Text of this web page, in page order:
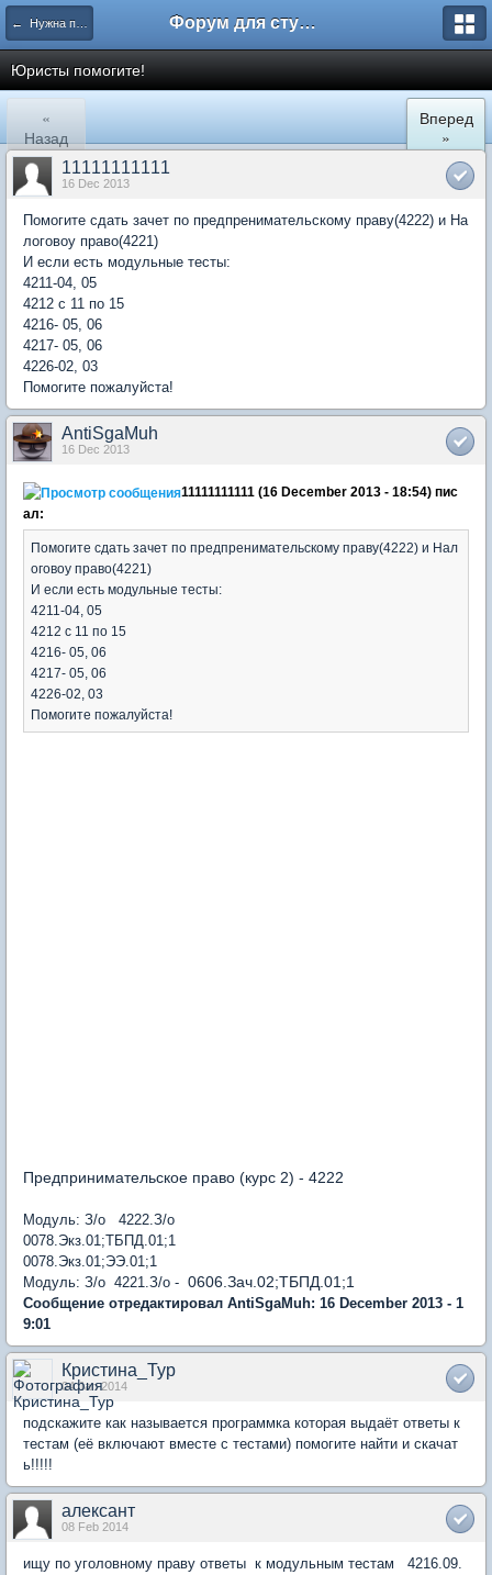
← Нужна помощь Форум для студента СГА
Юристы помогите!
«
Назад
Вперед
»
11111111111
16 Dec 2013
Помогите сдать зачет по предпренимательскому праву(4222) и На
логовоу право(4221)
И если есть модульные тесты:
4211-04, 05
4212 с 11 по 15
4216- 05, 06
4217- 05, 06
4226-02, 03
Помогите пожалуйста!
AntiSgaMuh
16 Dec 2013
11111111111 (16 December 2013 - 18:54) пис
ал:
Помогите сдать зачет по предпренимательскому праву(4222) и Нал
оговоу право(4221)
И если есть модульные тесты:
4211-04, 05
4212 с 11 по 15
4216- 05, 06
4217- 05, 06
4226-02, 03
Помогите пожалуйста!
Предпринимательское право (курс 2) - 4222
Модуль: З/о 4222.З/о
0078.Экз.01;ТБПД.01;1
0078.Экз.01;ЭЭ.01;1
Модуль: З/о 4221.З/о - 0606.Зач.02;ТБПД.01;1
Сообщение отредактировал AntiSgaMuh: 16 December 2013 - 1
9:01
Кристина_Тур
04 Jan 2014
подскажите как называется программка которая выдаёт ответы к
тестам (её включают вместе с тестами) помогите найти и скачат
ь!!!!!
алексант
08 Feb 2014
ищу по уголовному праву ответы к модульным тестам 4216.09.